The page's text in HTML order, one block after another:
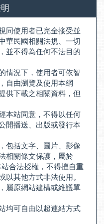
同使用者已完全接受並
華民國相關法規、一切
並不得為任何不法目的
情況下，使用者可依智
自由瀏覽及使用本網
供下載之相關資料，但
本站同意，不得以任何
開播送、出版或發行本
包括文字、圖片、影像
相關條文保護，屬於
合法授權，不得擅自重
其他方式非法使用。
屬原網站建構或維護單
均可自由以超連結方式